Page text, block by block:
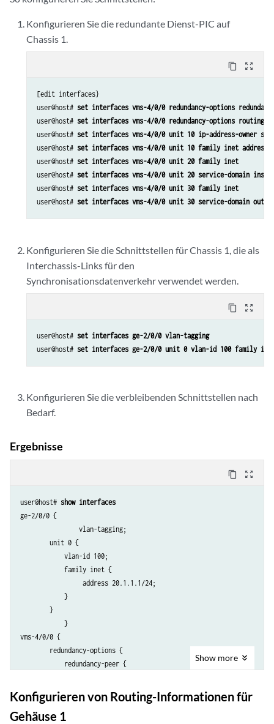
set services service-set ss2 stateful-firewall-rules r2
set services service-set ss2 nat-rules r2
set services service-set ss2 next-hop-service inside-service-
set services service-set ss2 next-hop-service outside-service-
set services service-set ss2 syslog host local class stateful-
set services service-set ss2 syslog host local class nat-logs
Konfigurieren Sie die redundante Dienst-PIC auf
Chassis 1.
content_copy zoom_out_map
[edit interfaces}
user@host# set interfaces vms-4/0/0 redundancy-options
user@host# set interfaces vms-4/0/0 redundancy-options routing-
user@host# set interfaces vms-4/0/0 unit 10 ip-address-owner
user@host# set interfaces vms-4/0/0 unit 10 family inet address
user@host# set interfaces vms-4/0/0 unit 20 family inet
user@host# set interfaces vms-4/0/0 unit 20 service-domain
user@host# set interfaces vms-4/0/0 unit 30 family inet
user@host# set interfaces vms-4/0/0 unit 30 service-domain
Konfigurieren Sie die Schnittstellen für Chassis 1, die als
Interchassis-Links für den
Synchronisationsdatenverkehr verwendet werden.
content_copy zoom_out_map
user@host# set interfaces ge-2/0/0 vlan-tagging
user@host# set interfaces ge-2/0/0 unit 0 vlan-id 100 family inet
Konfigurieren Sie die verbleibenden Schnittstellen nach
Bedarf.
Ergebnisse
content_copy zoom_out_map
user@host# show interfaces
ge-2/0/0 {
                vlan-tagging;
        unit 0 {
            vlan-id 100;
            family inet {
                 address 20.1.1.1/24;
            }
        }
            }
vms-4/0/0 {
        redundancy-options {
            redundancy-peer {
            }
            routing-instance HA;
        }
Show more
Konfigurieren von Routing-Informationen für
Gehäuse 1